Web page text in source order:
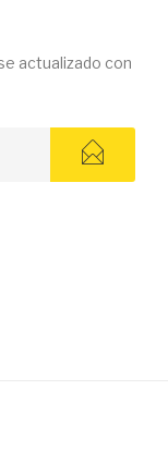
actualizado con